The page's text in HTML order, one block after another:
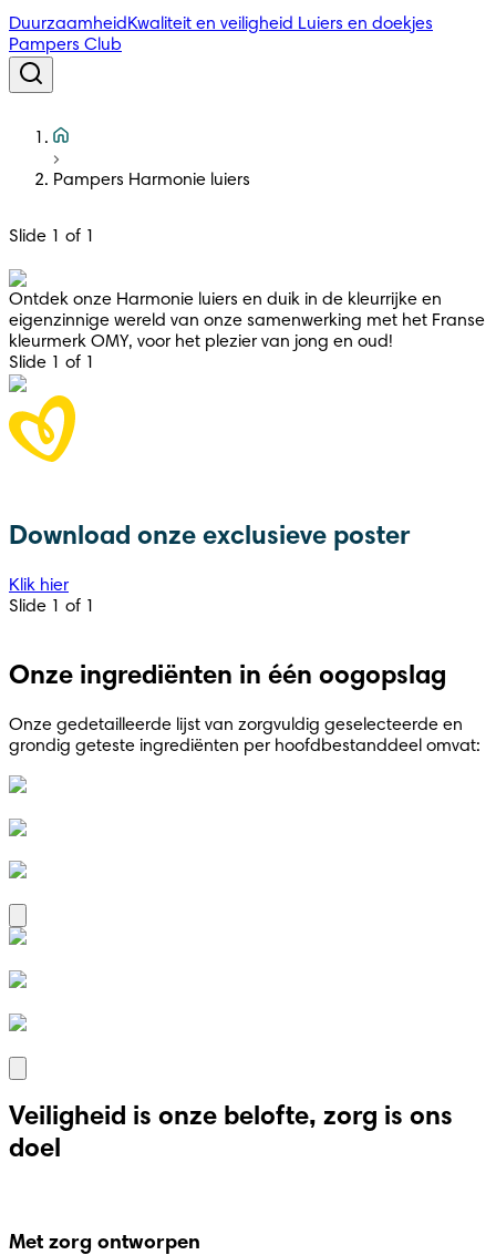
Duurzaamheid Kwaliteit en veiligheid Luiers en doekjes
Pampers Club
Pampers Harmonie luiers
Slide 1 of 1
Ontdek onze Harmonie luiers en duik in de kleurrijke en
eigenzinnige wereld van onze samenwerking met het Franse
kleurmerk OMY, voor het plezier van jong en oud!
Slide 1 of 1
Download onze exclusieve poster
Klik hier
Slide 1 of 1
Onze ingrediënten in één oogopslag
Onze gedetailleerde lijst van zorgvuldig geselecteerde en
grondig geteste ingrediënten per hoofdbestanddeel omvat:
Veiligheid is onze belofte, zorg is ons
doel
Met zorg ontworpen